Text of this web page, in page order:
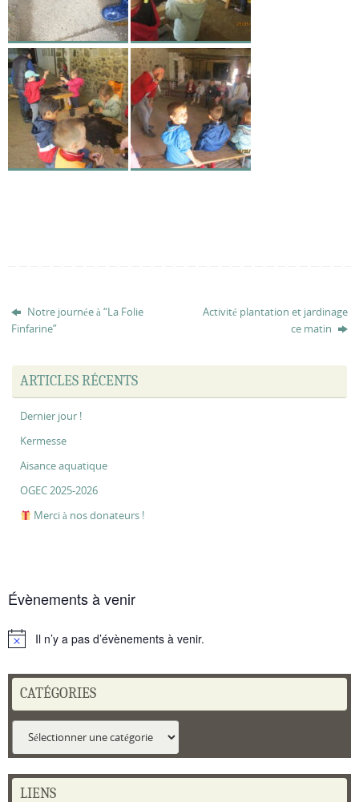
Notre journée à “La Folie
Finfarine”
Activité plantation et jardinage
ce matin
ARTICLES RÉCENTS
Dernier jour !
Kermesse
Aisance aquatique
OGEC 2025-2026
Merci à nos donateurs !
Évènements à venir
NoticeIl n’y a pas d’évènements à venir.
CATÉGORIES
LIENS